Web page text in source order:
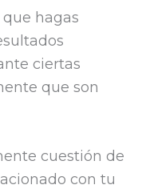
hagas
ciertas
que son
cuestión de
con tu